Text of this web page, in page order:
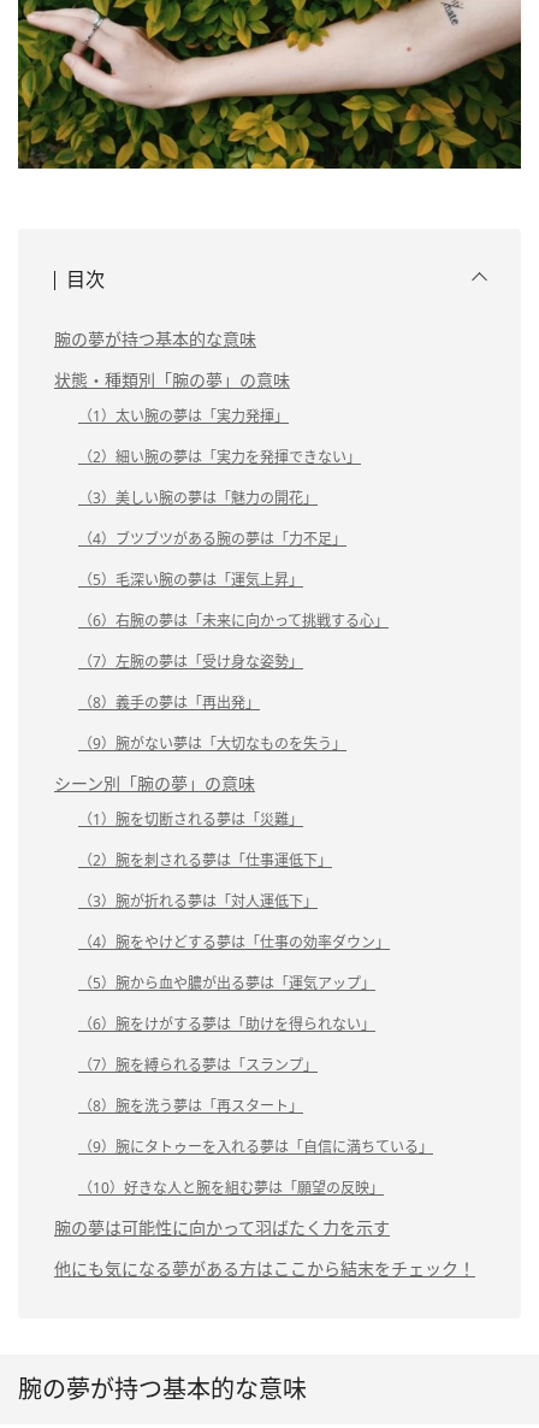
目次
腕の夢が持つ基本的な意味
状態・種類別「腕の夢」の意味
（1）太い腕の夢は「実力発揮」
（2）細い腕の夢は「実力を発揮できない」
（3）美しい腕の夢は「魅力の開花」
（4）ブツブツがある腕の夢は「力不足」
（5）毛深い腕の夢は「運気上昇」
（6）右腕の夢は「未来に向かって挑戦する心」
（7）左腕の夢は「受け身な姿勢」
（8）義手の夢は「再出発」
（9）腕がない夢は「大切なものを失う」
シーン別「腕の夢」の意味
（1）腕を切断される夢は「災難」
（2）腕を刺される夢は「仕事運低下」
（3）腕が折れる夢は「対人運低下」
（4）腕をやけどする夢は「仕事の効率ダウン」
（5）腕から血や膿が出る夢は「運気アップ」
（6）腕をけがする夢は「助けを得られない」
（7）腕を縛られる夢は「スランプ」
（8）腕を洗う夢は「再スタート」
（9）腕にタトゥーを入れる夢は「自信に満ちている」
（10）好きな人と腕を組む夢は「願望の反映」
腕の夢は可能性に向かって羽ばたく力を示す
他にも気になる夢がある方はここから結末をチェック！
腕の夢が持つ基本的な意味